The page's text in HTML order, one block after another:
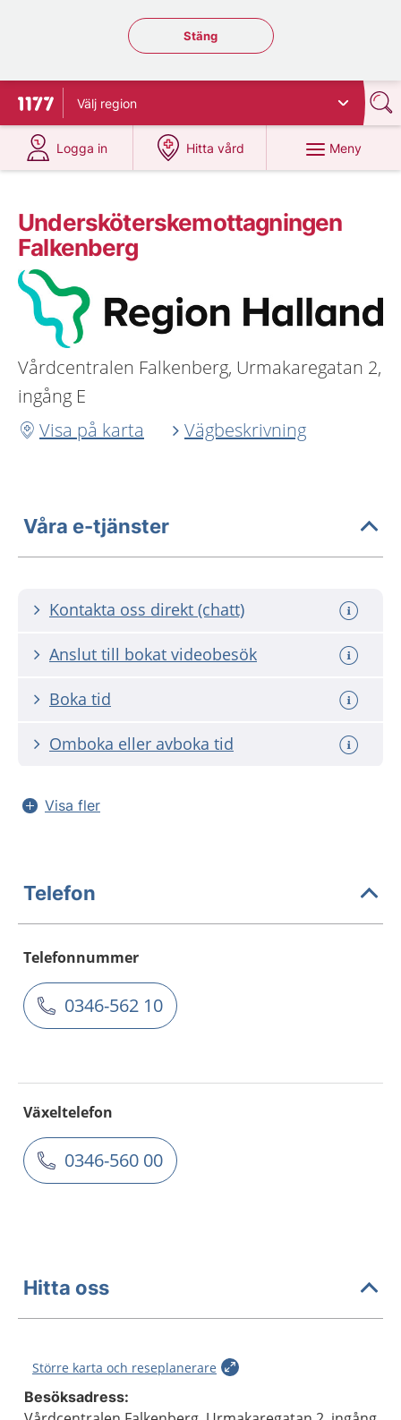
Stäng regionsväljaren
Stäng
Till startsidan för 1177
Välj region
Logga in
på 1177.se
Hitta vård
på 1177.se
Meny
Undersköterskemottagningen
Falkenberg
Vårdcentralen Falkenberg, Urmakaregatan 2,
ingång E
Visa på karta
Vägbeskrivning
Våra e-tjänster
Kontakta oss direkt (chatt)
Anslut till bokat videobesök
Boka tid
Omboka eller avboka tid
Visa fler
Telefon
Telefonnummer
0346-562 10
Växeltelefon
0346-560 00
Hitta oss
Större karta och reseplanerare
Besöksadress: